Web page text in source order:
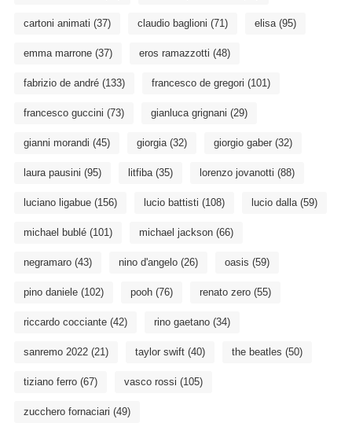
cartoni animati (37) claudio baglioni (71) elisa(95)
emma marrone(37) eros ramazzotti (48)
fabrizio de andré(133) francesco de gregori (101)
francesco guccini (73) gianluca grignani (29)
gianni morandi (45) giorgia(32) giorgio gaber(32)
laura pausini (95) litfiba(35) lorenzo jovanotti (88)
luciano ligabue(156) lucio battisti (108) lucio dalla(59)
michael bublé(101) michael jackson(66)
negramaro(43) nino d'angelo(26) oasis (59)
pino daniele(102) pooh(76) renato zero(55)
riccardo cocciante(42) rino gaetano(34)
sanremo 2022(21) taylor swift(40) the beatles (50)
tiziano ferro(67) vasco rossi (105)
zucchero fornaciari (49)